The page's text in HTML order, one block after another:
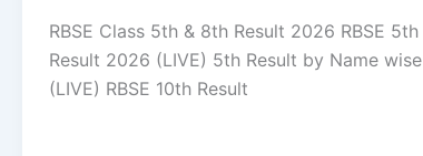
RBSE Class 5th & 8th Result 2026 RBSE 5th
Result 2026 (LIVE) 5th Result by Name wise
(LIVE) RBSE 10th Result